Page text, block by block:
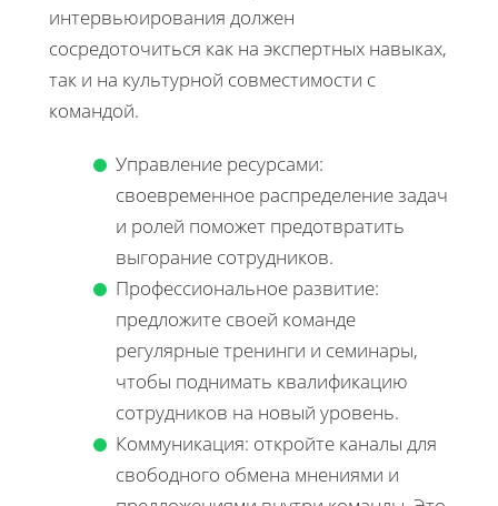
интервьюирования должен
сосредоточиться как на экспертных навыках,
так и на культурной совместимости с
командой.
Управление ресурсами:
своевременное распределение задач
и ролей поможет предотвратить
выгорание сотрудников.
Профессиональное развитие:
предложите своей команде
регулярные тренинги и семинары,
чтобы поднимать квалификацию
сотрудников на новый уровень.
Коммуникация: откройте каналы для
свободного обмена мнениями и